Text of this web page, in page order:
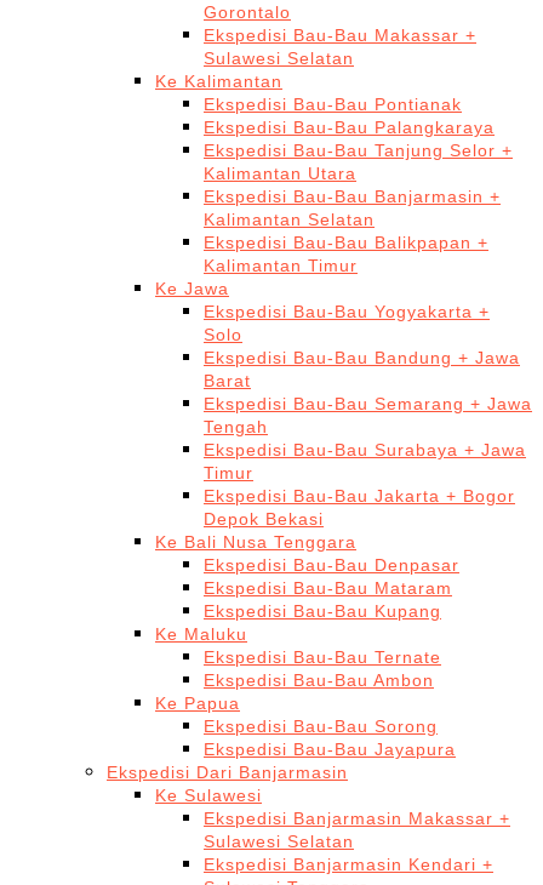
Gorontalo
Ekspedisi Bau-Bau Makassar +
Sulawesi Selatan
Ke Kalimantan
Ekspedisi Bau-Bau Pontianak
Ekspedisi Bau-Bau Palangkaraya
Ekspedisi Bau-Bau Tanjung Selor +
Kalimantan Utara
Ekspedisi Bau-Bau Banjarmasin +
Kalimantan Selatan
Ekspedisi Bau-Bau Balikpapan +
Kalimantan Timur
Ke Jawa
Ekspedisi Bau-Bau Yogyakarta +
Solo
Ekspedisi Bau-Bau Bandung + Jawa
Barat
Ekspedisi Bau-Bau Semarang + Jawa
Tengah
Ekspedisi Bau-Bau Surabaya + Jawa
Timur
Ekspedisi Bau-Bau Jakarta + Bogor
Depok Bekasi
Ke Bali Nusa Tenggara
Ekspedisi Bau-Bau Denpasar
Ekspedisi Bau-Bau Mataram
Ekspedisi Bau-Bau Kupang
Ke Maluku
Ekspedisi Bau-Bau Ternate
Ekspedisi Bau-Bau Ambon
Ke Papua
Ekspedisi Bau-Bau Sorong
Ekspedisi Bau-Bau Jayapura
Ekspedisi Dari Banjarmasin
Ke Sulawesi
Ekspedisi Banjarmasin Makassar +
Sulawesi Selatan
Ekspedisi Banjarmasin Kendari +